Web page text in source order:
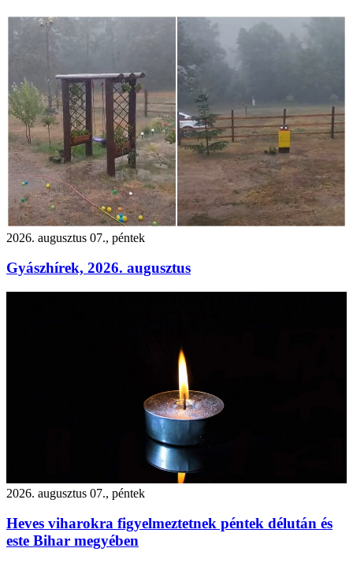
2026. augusztus 07., péntek
Gyászhírek, 2026. augusztus
2026. augusztus 07., péntek
Heves viharokra figyelmeztetnek péntek délután és
este Bihar megyében